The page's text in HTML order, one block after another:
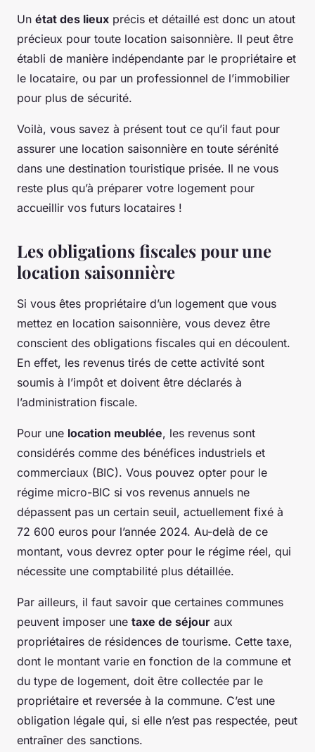
Un état des lieux précis et détaillé est donc un atout
précieux pour toute location saisonnière. Il peut être
établi de manière indépendante par le propriétaire et
le locataire, ou par un professionnel de l’immobilier
pour plus de sécurité.
Voilà, vous savez à présent tout ce qu’il faut pour
assurer une location saisonnière en toute sérénité
dans une destination touristique prisée. Il ne vous
reste plus qu’à préparer votre logement pour
accueillir vos futurs locataires !
Les obligations fiscales pour une
location saisonnière
Si vous êtes propriétaire d’un logement que vous
mettez en location saisonnière, vous devez être
conscient des obligations fiscales qui en découlent.
En effet, les revenus tirés de cette activité sont
soumis à l’impôt et doivent être déclarés à
l’administration fiscale.
Pour une location meublée, les revenus sont
considérés comme des bénéfices industriels et
commerciaux (BIC). Vous pouvez opter pour le
régime micro-BIC si vos revenus annuels ne
dépassent pas un certain seuil, actuellement fixé à
72 600 euros pour l’année 2024. Au-delà de ce
montant, vous devrez opter pour le régime réel, qui
nécessite une comptabilité plus détaillée.
Par ailleurs, il faut savoir que certaines communes
peuvent imposer une taxe de séjour aux
propriétaires de résidences de tourisme. Cette taxe,
dont le montant varie en fonction de la commune et
du type de logement, doit être collectée par le
propriétaire et reversée à la commune. C’est une
obligation légale qui, si elle n’est pas respectée, peut
entraîner des sanctions.